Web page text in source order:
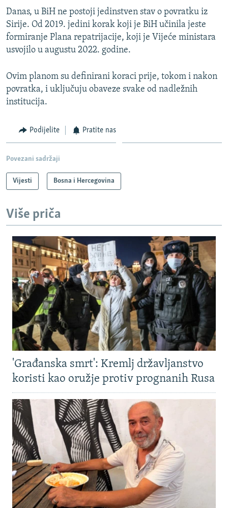
Danas, u BiH ne postoji jedinstven stav o povratku iz
Sirije. Od 2019. jedini korak koji je BiH učinila jeste
formiranje Plana repatrijacije, koji je Vijeće ministara
usvojilo u augustu 2022. godine.
Ovim planom su definirani koraci prije, tokom i nakon
povratka, i uključuju obaveze svake od nadležnih
institucija.
Podijelite Pratite nas
Povezani sadržaji
Vijesti Bosna i Hercegovina
Više priča
'Građanska smrt': Kremlj državljanstvo
koristi kao oružje protiv prognanih Rusa